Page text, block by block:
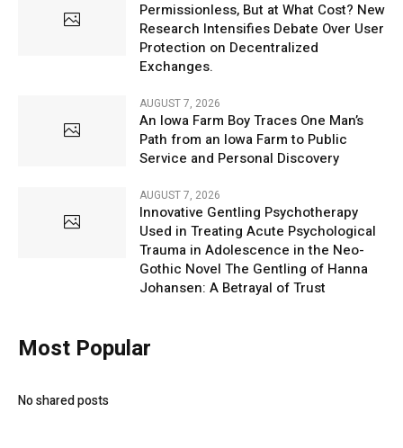
Permissionless, But at What Cost? New
Research Intensifies Debate Over User
Protection on Decentralized
Exchanges.
AUGUST 7, 2026
An Iowa Farm Boy Traces One Man’s
Path from an Iowa Farm to Public
Service and Personal Discovery
AUGUST 7, 2026
Innovative Gentling Psychotherapy
Used in Treating Acute Psychological
Trauma in Adolescence in the Neo-
Gothic Novel The Gentling of Hanna
Johansen: A Betrayal of Trust
Most Popular
No shared posts